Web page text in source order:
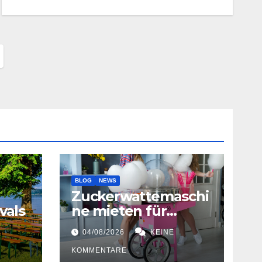
BLOG NEWS
Zuckerwattemaschi
ne mieten für
Hochzeiten
04/08/2026 KEINE
KOMMENTARE